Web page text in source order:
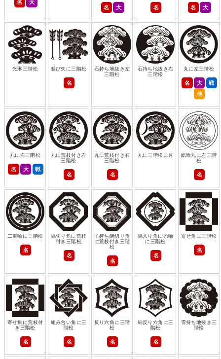
名 大
名 大 名 名 大
光琳三階松 並び矢に三階松
名
石持ち地抜き左
三階松
石持ち地抜き右
三階松
丸に左三階松
名 大
戦
他
丸に右三階松
名 大 戦
丸に荒枝付き左
三階松
名
丸に荒枝付き右
三階松
名
丸に三階松に月
総陰丸に左三階
松
名
二重輪に三階松
名
隅切り角に荒枝
付き三階松
名
子持ち隅切り角
に荒枝付き三階
松
名
隅入り角に糸輪
に三階松
名
寄せ角に三階松
名
寄せ角に荒枝付
き三階松
名
組み合い角に三
階松
名
反り六角に三階
松
名
細反り六角に三
階松
名
雪持ち地抜き三
階松